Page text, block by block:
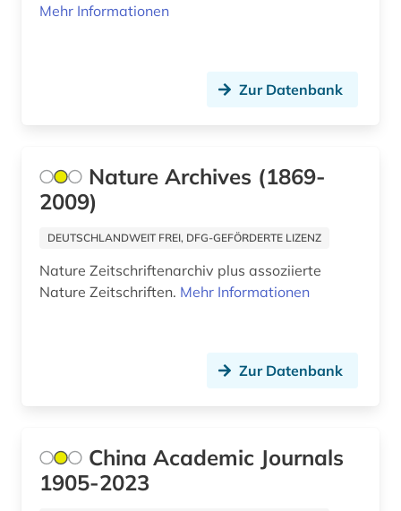
immanuel (1)
informatik (5)
ingenieurswesen (1)
ingenieurwissenschaften (8)
jahresbericht (1)
japanisch (1)
Mehr Informationen
Zur Datenbank
Nature Archives (1869-
2009)
DEUTSCHLANDWEIT FREI, DFG-GEFÖRDERTE LIZENZ
Nature Zeitschriftenarchiv plus assoziierte
Nature Zeitschriften. Mehr Informationen
Zur Datenbank
China Academic Journals
1905-2023